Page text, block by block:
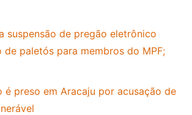
suspensão de pregão eletrônico
de paletós para membros do MPF;
é preso em Aracaju por acusação de